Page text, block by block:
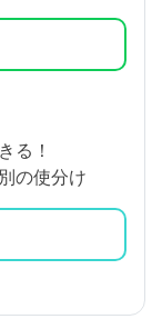
る！
の使分け